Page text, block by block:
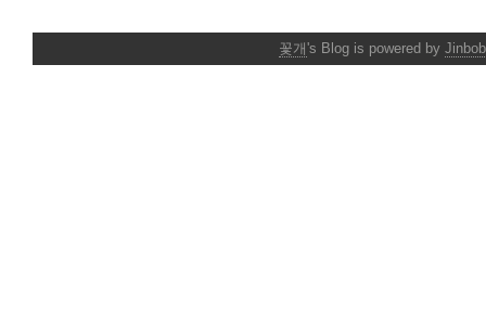
꽃개's Blog is powered by